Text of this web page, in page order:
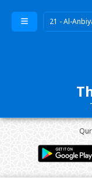
21 - Al-